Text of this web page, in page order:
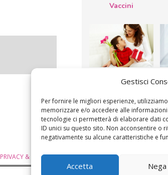
Gestisci
Per fornire le migliori esperienze,
memorizzare e/o accedere alle
tecnologie ci permetterà di elaborare dati
ID unici su questo sito. Non acconsentire o
negativamente su alcune caratteristiche e
Accetta Nega
Vaccini
Festa della
mamma: lavoretti,
filastrocche
PRIVACY & COOKIE POLICY MODIFICA IL CONSENSO